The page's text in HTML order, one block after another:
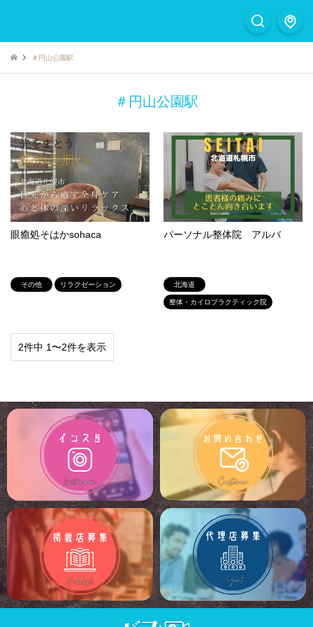
＃円山公園駅
＃円山公園駅
眼癒処そはかsohaca
その他 リラクゼーション
パーソナル整体院 アルバ
北海道
整体・カイロプラクティック院
2件中 1〜2件を表示